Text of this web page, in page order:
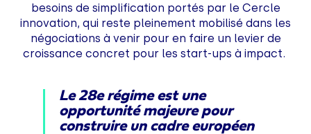
besoins de simplification portés par le Cercle
innovation, qui reste pleinement mobilisé dans les
négociations à venir pour en faire un levier de
croissance concret pour les start-ups à impact.
Le 28e régime est une
opportunité majeure pour
construire un cadre européen